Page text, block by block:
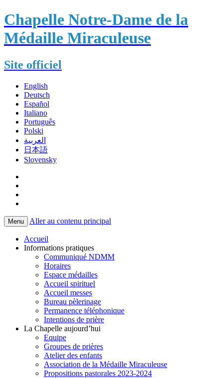
Chapelle Notre-Dame de la
Médaille Miraculeuse
Site officiel
English
Deutsch
Español
Italiano
Português
Polski
العربية
日本語
Slovensky
Menu Aller au contenu principal
Accueil
Informations pratiques
Communiqué NDMM
Horaires
Espace médailles
Accueil spirituel
Accueil messes
Bureau pèlerinage
Permanence téléphonique
Intentions de prière
La Chapelle aujourd’hui
Equipe
Groupes de prières
Atelier des enfants
Association de la Médaille Miraculeuse
Propositions pastorales 2023-2024